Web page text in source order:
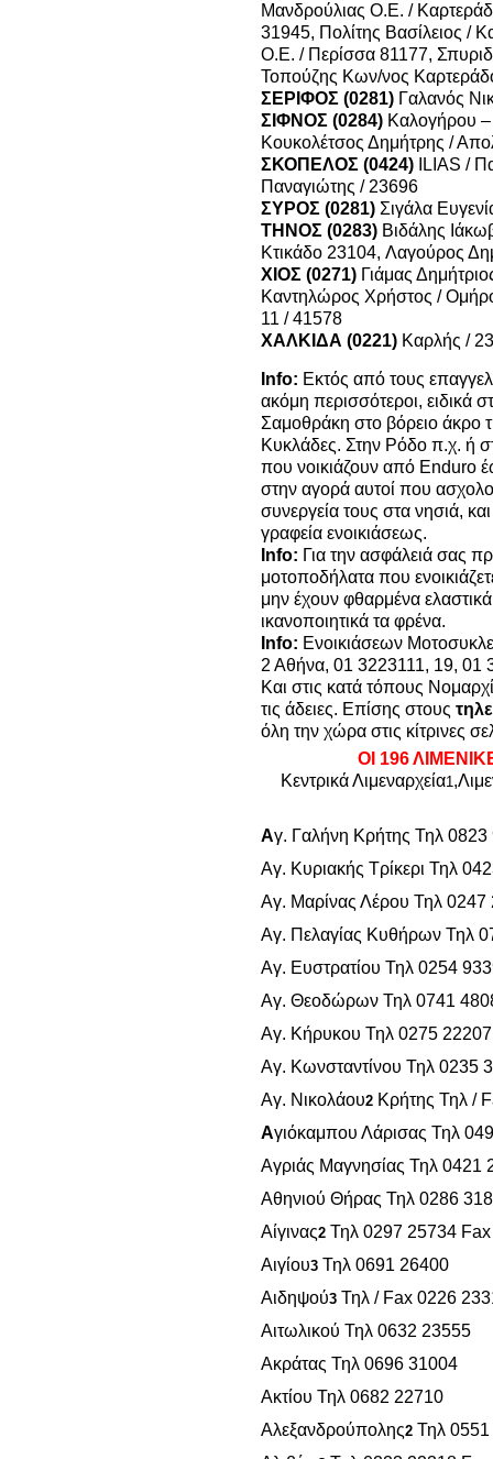
Μανδρούλιας Ο.Ε. /
31945, Πολίτης Βασίλειος /
Ο.Ε. / Περίσσα 81177,
Τοπούζης Κων/νος
ΣΕΡΙΦΟΣ (0281) Γαλανός
ΣΙΦΝΟΣ (0284) Καλογήρου
Κουκολέτσος Δημήτρης /
ΣΚΟΠΕΛΟΣ (0424) ILIAS /
Παναγιώτης / 23696
ΣΥΡΟΣ (0281) Σιγάλα
ΤΗΝΟΣ (0283) Βιδάλης
Κτικάδο 23104, Λαγούρος
ΧΙΟΣ (0271) Γιάμας
Καντηλώρος Χρήστος /
11 / 41578
ΧΑΛΚΙΔΑ (0221) Καρλής /
Info: Εκτός από τους
ακόμη περισσότεροι, ειδικά
Σαμοθράκη στο βόρειο άκρο
Κυκλάδες. Στην Ρόδο π.χ. ή
που νοικιάζουν από Enduro
στην αγορά αυτοί που
συνεργεία τους στα νησιά,
γραφεία ενοικιάσεως.
Info: Για την ασφάλειά σας
μοτοποδήλατα που
μην έχουν φθαρμένα
ικανοποιητικά τα φρένα.
Info: Ενοικιάσεων
2 Αθήνα, 01 3223111, 19, 01
Και στις κατά τόπους
τις άδειες. Επίσης στους
όλη την χώρα στις κίτρινες
ΟΙ 196
Κεντρικά Λιμεναρχεία1,
Αγ. Γαλήνη Κρήτης Τηλ 0823
Αγ. Κυριακής Τρίκερι Τηλ
Αγ. Μαρίνας Λέρου Τηλ 0247
Αγ. Πελαγίας Κυθήρων Τηλ
Αγ. Ευστρατίου Τηλ 0254
Αγ. Θεοδώρων Τηλ 0741
Αγ. Κήρυκου Τηλ 0275 22207
Αγ. Κωνσταντίνου Τηλ 0235
Αγ. Νικολάου2 Κρήτης Τηλ /
Αγιόκαμπου Λάρισας Τηλ
Αγριάς Μαγνησίας Τηλ 0421
Αθηνιού Θήρας Τηλ 0286
Αίγινας2 Τηλ 0297 25734
Αιγίου3 Τηλ 0691 26400
Αιδηψού3 Τηλ / Fax 0226
Αιτωλικού Τηλ 0632 23555
Ακράτας Τηλ 0696 31004
Ακτίου Τηλ 0682 22710
Αλεξανδρούπολης2 Τηλ